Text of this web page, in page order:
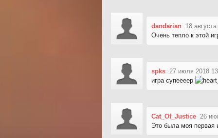
dandarian 18
Очень тепло к этой
spks 27 июля 2018
игра супеееер
Cat_Of_Justice 26
Это была моя первая